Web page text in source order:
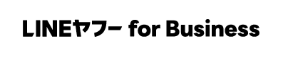
サービス 事例 イベント・セミナー